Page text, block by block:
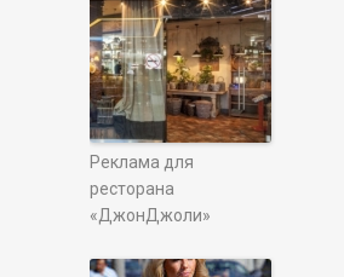
Реклама для
ресторана
«ДжонДжоли»